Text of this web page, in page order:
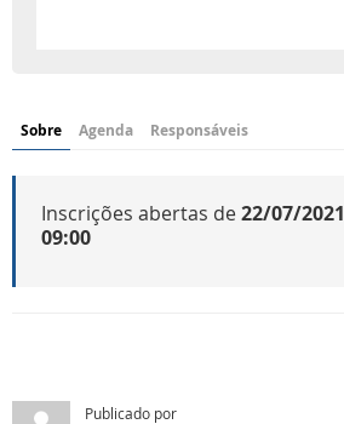
Sobre Agenda Responsáveis
Inscrições abertas de22/07/2021
09:00
Publicado por